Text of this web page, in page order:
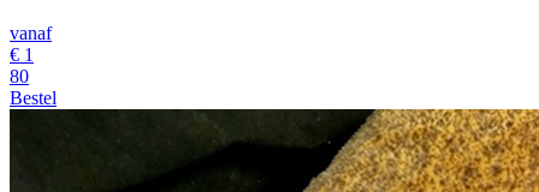
vanaf
€ 1
80
Bestel